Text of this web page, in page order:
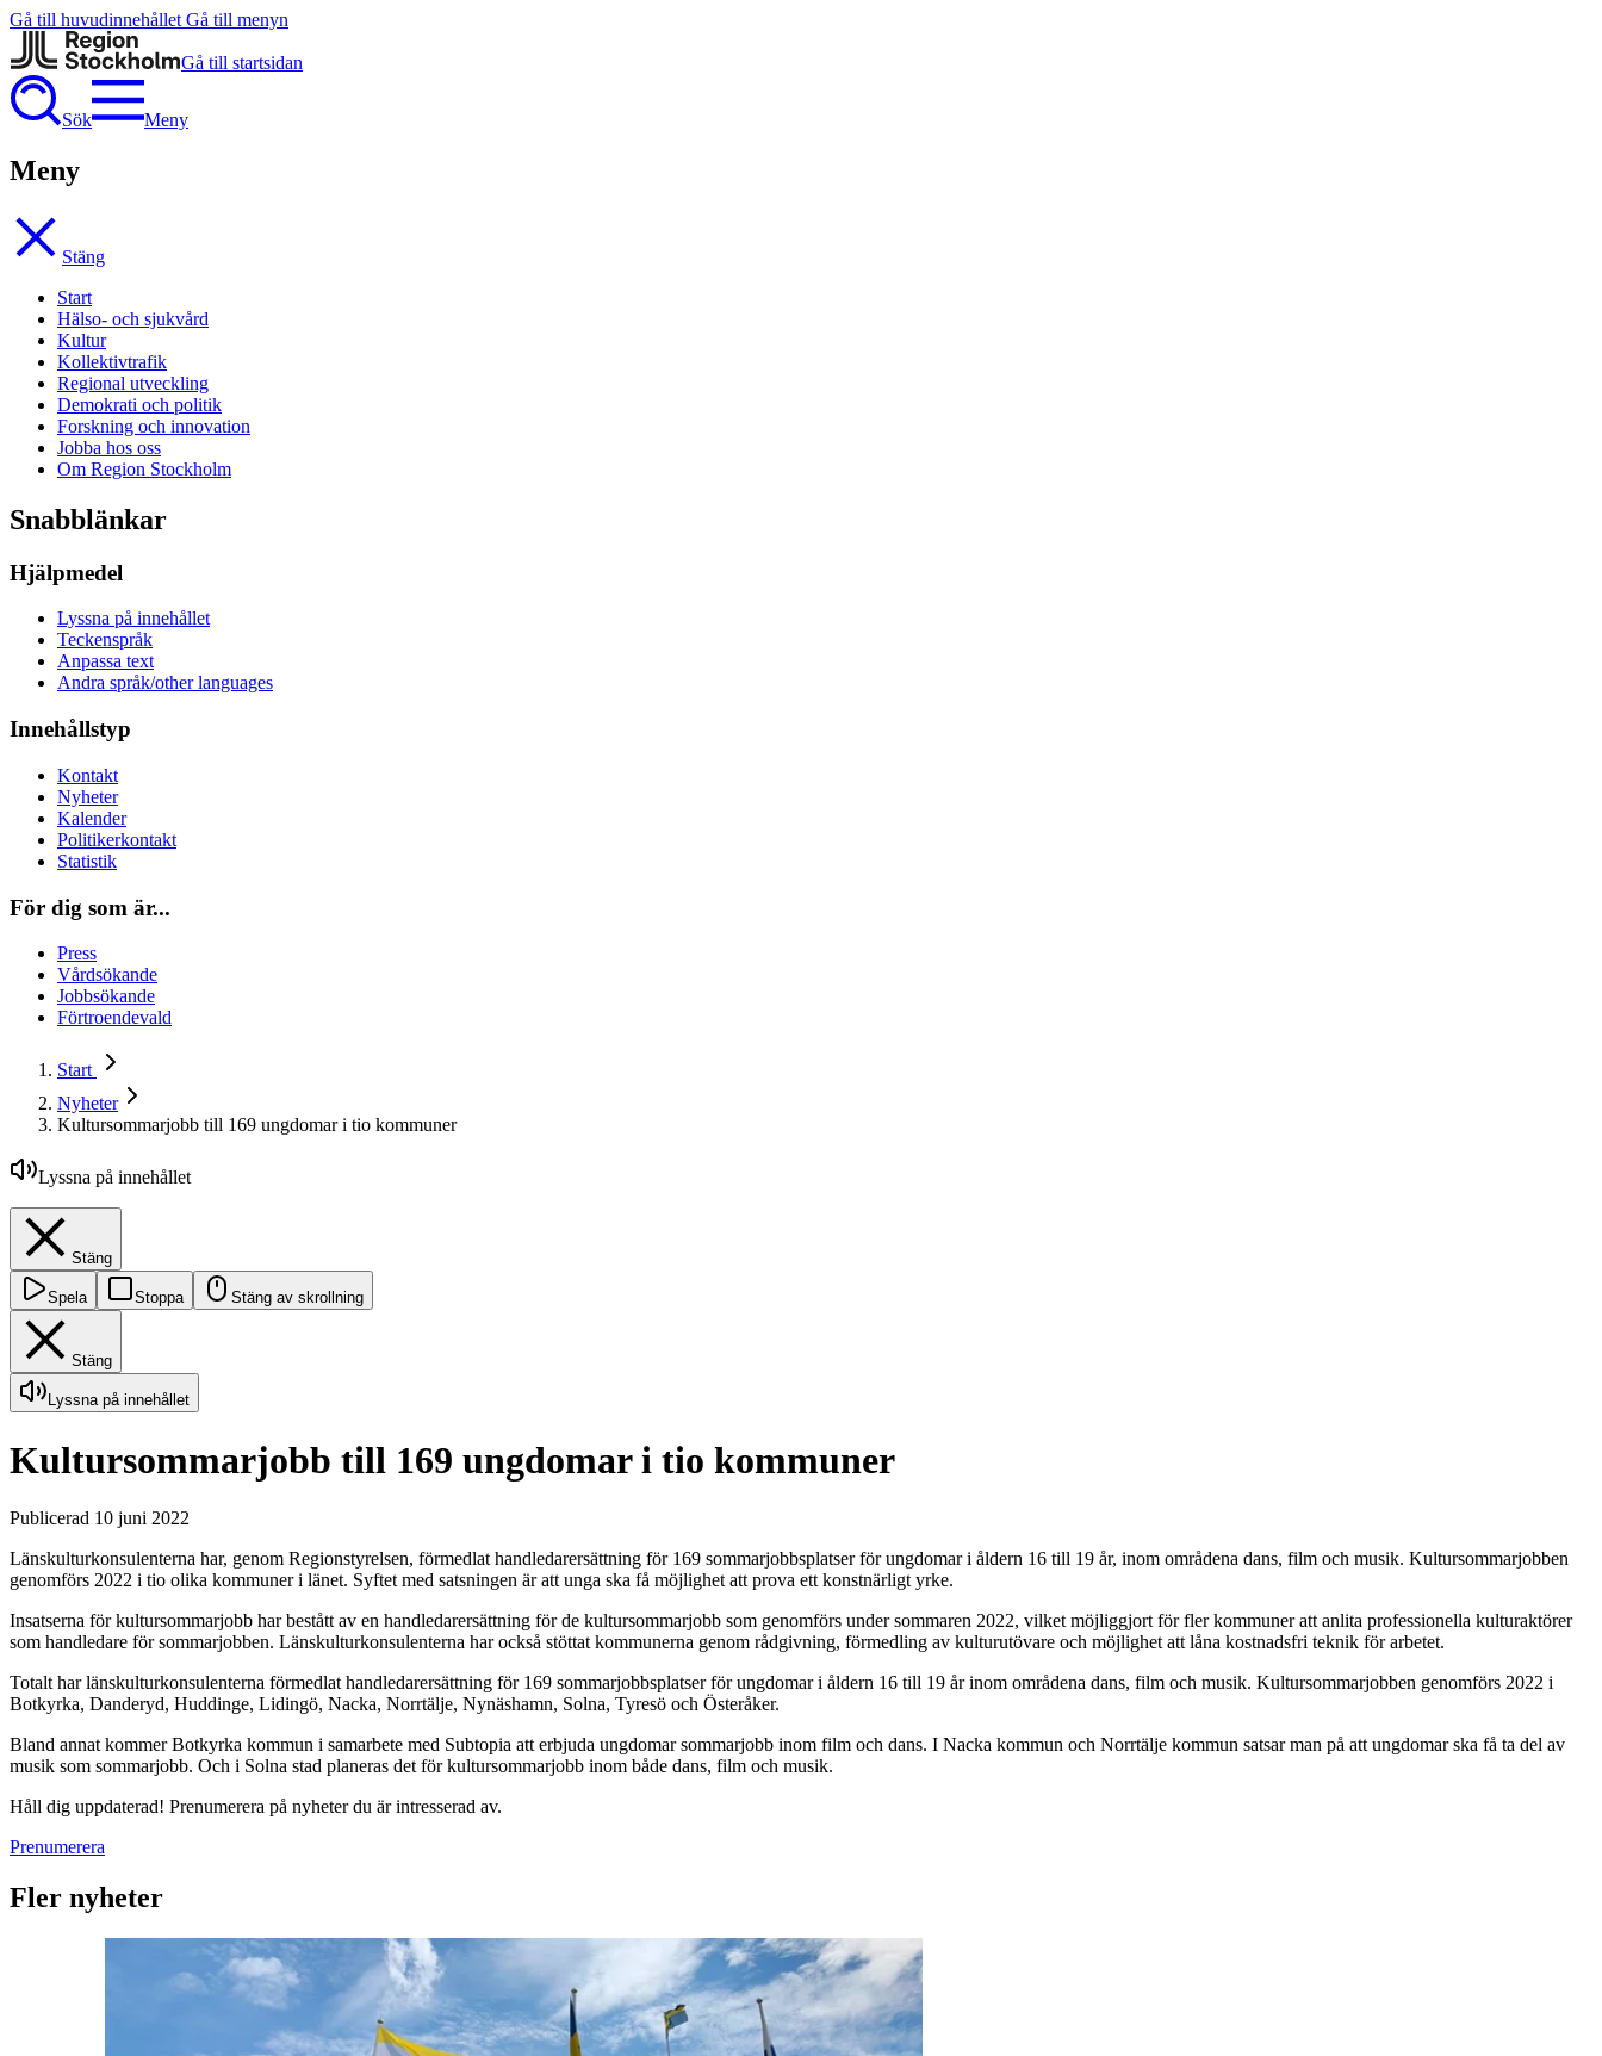
Gå till huvudinnehållet Gå till menyn
Gå till startsidan
Sök Meny
Meny
Stäng
Start
Hälso- och sjukvård
Kultur
Kollektivtrafik
Regional utveckling
Demokrati och politik
Forskning och innovation
Jobba hos oss
Om Region Stockholm
Snabblänkar
Hjälpmedel
Lyssna på innehållet
Teckenspråk
Anpassa text
Andra språk/other languages
Innehållstyp
Kontakt
Nyheter
Kalender
Politikerkontakt
Statistik
För dig som är...
Press
Vårdsökande
Jobbsökande
Förtroendevald
Start
Nyheter
Kultursommarjobb till 169 ungdomar i tio kommuner
Lyssna på innehållet
Stäng
Spela Stoppa Stäng av skrollning
Stäng
Lyssna på innehållet
Kultursommarjobb till 169 ungdomar i tio kommuner
Publicerad 10 juni 2022
Länskulturkonsulenterna har, genom Regionstyrelsen, förmedlat handledarersättning för 169 sommarjobbsplatser för ungdomar i åldern 16 till 19 år, inom områdena dans, film och musik. Kultursommarjobben
genomförs 2022 i tio olika kommuner i länet. Syftet med satsningen är att unga ska få möjlighet att prova ett konstnärligt yrke.
Insatserna för kultursommarjobb har bestått av en handledarersättning för de kultursommarjobb som genomförs under sommaren 2022, vilket möjliggjort för fler kommuner att anlita professionella kulturaktörer
som handledare för sommarjobben. Länskulturkonsulenterna har också stöttat kommunerna genom rådgivning, förmedling av kulturutövare och möjlighet att låna kostnadsfri teknik för arbetet.
Totalt har länskulturkonsulenterna förmedlat handledarersättning för 169 sommarjobbsplatser för ungdomar i åldern 16 till 19 år inom områdena dans, film och musik. Kultursommarjobben genomförs 2022 i
Botkyrka, Danderyd, Huddinge, Lidingö, Nacka, Norrtälje, Nynäshamn, Solna, Tyresö och Österåker.
Bland annat kommer Botkyrka kommun i samarbete med Subtopia att erbjuda ungdomar sommarjobb inom film och dans. I Nacka kommun och Norrtälje kommun satsar man på att ungdomar ska få ta del av
musik som sommarjobb. Och i Solna stad planeras det för kultursommarjobb inom både dans, film och musik.
Håll dig uppdaterad! Prenumerera på nyheter du är intresserad av.
Prenumerera
Fler nyheter